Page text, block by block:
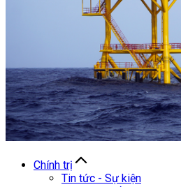
Chính trị
Tin tức - Sự kiện